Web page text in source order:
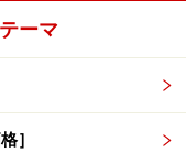
ーマ
］